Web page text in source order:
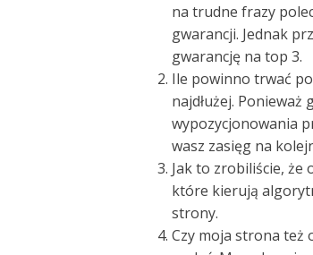
na trudne frazy
gwarancji. Jednak
gwarancję na top 3.
Ile powinno trwać
najdłużej. Ponieważ
wypozycjonowania
wasz zasięg na
Jak to zrobiliście, że
które kierują
strony.
Czy moja strona też